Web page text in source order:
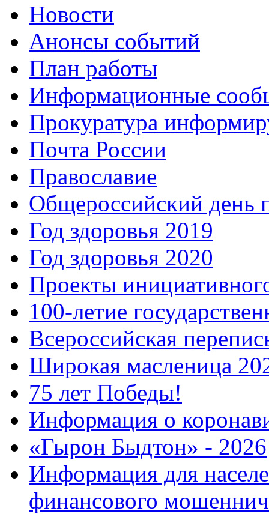
Новости
Анонсы событий
План работы
Информационные
Прокуратура
Почта России
Православие
Общероссийский день
Год здоровья 2019
Год здоровья 2020
Проекты
100-летие
Всероссийская
Широкая масленица
75 лет Победы!
Информация о
«Гырон Быдтон» - 2026
Информация для
финансового